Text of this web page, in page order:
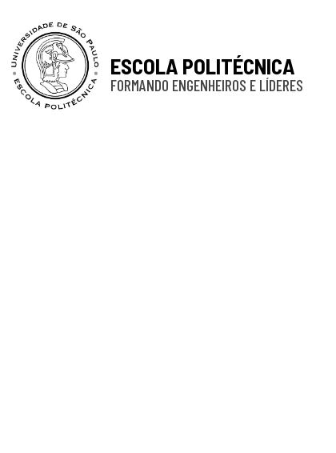
ESCOLA POLITÉCNICA
FORMANDO ENGENHEIROS E LÍDERES